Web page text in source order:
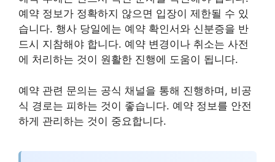
예약 정보가 정확하지 않으면 입장이 제한될 수 있
습니다. 행사 당일에는 예약 확인서와 신분증을 반
드시 지참해야 합니다. 예약 변경이나 취소는 사전
에 처리하는 것이 원활한 진행에 도움이 됩니다.
예약 관련 문의는 공식 채널을 통해 진행하며, 비공
식 경로는 피하는 것이 좋습니다. 예약 정보를 안전
하게 관리하는 것이 중요합니다.